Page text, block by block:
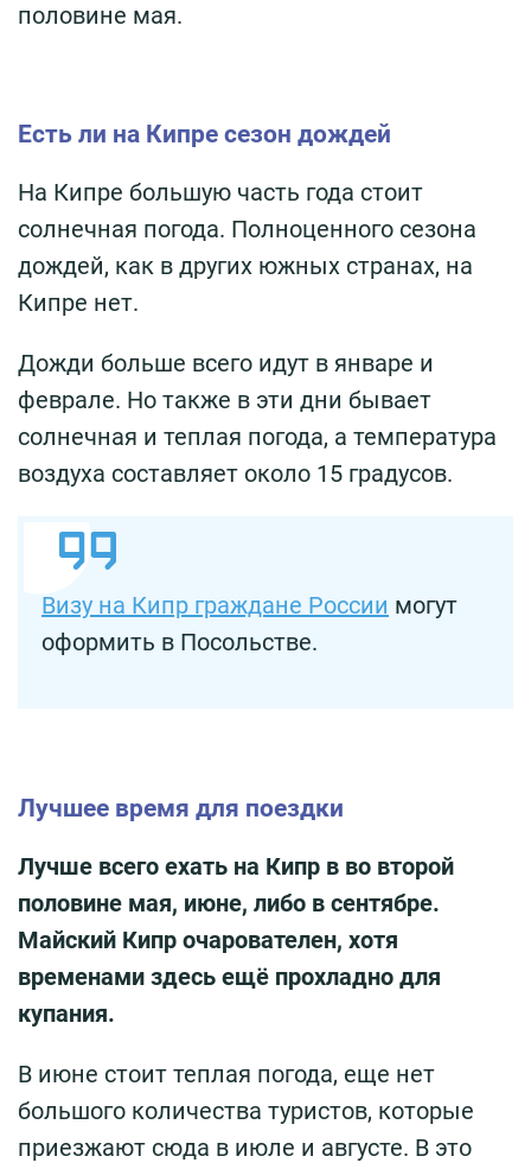
половине мая.
Есть ли на Кипре сезон дождей
На Кипре большую часть года стоит
солнечная погода. Полноценного сезона
дождей, как в других южных странах, на
Кипре нет.
Дожди больше всего идут в январе и
феврале. Но также в эти дни бывает
солнечная и теплая погода, а температура
воздуха составляет около 15 градусов.
Визу на Кипр граждане России могут
оформить в Посольстве.
Лучшее время для поездки
Лучше всего ехать на Кипр в во второй
половине мая, июне, либо в сентябре.
Майский Кипр очарователен, хотя
временами здесь ещё прохладно для
купания.
В июне стоит теплая погода, еще нет
большого количества туристов, которые
приезжают сюда в июле и августе. В это